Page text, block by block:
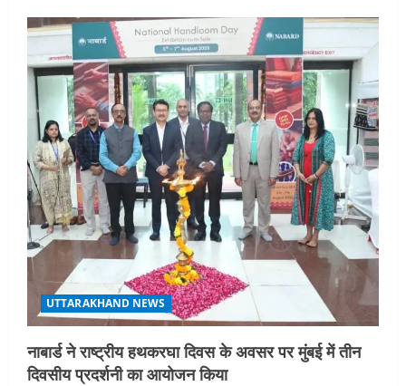
UTTARAKHAND NEWS
नाबार्ड ने राष्ट्रीय हथकरघा दिवस के अवसर पर मुंबई में तीन
दिवसीय प्रदर्शनी का आयोजन किया